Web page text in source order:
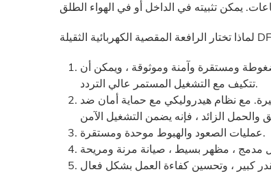
ومستقرة وآمنة وموثوقة ، ويمكن أن
تتكيف مع التشغيل المستمر عالي التردد.
مع نظام هيدروليكي مع حماية أمان ضد
عمليات الصعود والهبوط موحدة ومستقرة.